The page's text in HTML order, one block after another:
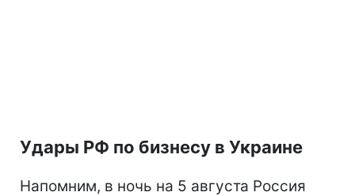
Удары РФ по бизнесу в Украине
Напомним, в ночь на 5 августа Россия